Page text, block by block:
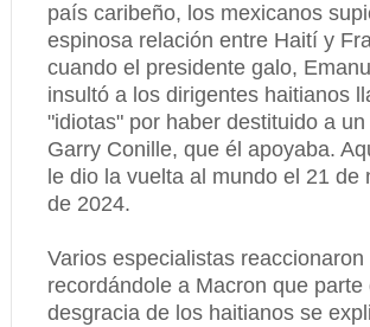
país caribeño, los mexicanos
espinosa relación entre Haití y
cuando el presidente galo,
insultó a los dirigentes haitianos
"idiotas" por haber destituido a
Garry Conille, que él apoyaba.
le dio la vuelta al mundo el 21 de
de 2024.
Varios especialistas reaccionaron
recordándole a Macron que parte
desgracia de los haitianos se